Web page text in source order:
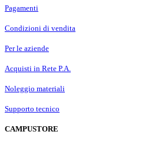
Pagamenti
Condizioni di vendita
Per le aziende
Acquisti in Rete P.A.
Noleggio materiali
Supporto tecnico
CAMPUSTORE